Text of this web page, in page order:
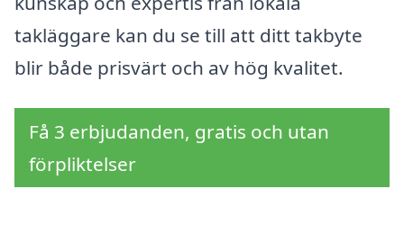
takläggare kan du se till att ditt takbyte
blir både prisvärt och av hög kvalitet.
Få 3 erbjudanden, gratis och utan
förpliktelser